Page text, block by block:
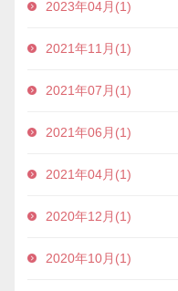
2023年04月(1)
2021年11月(1)
2021年07月(1)
2021年06月(1)
2021年04月(1)
2020年12月(1)
2020年10月(1)